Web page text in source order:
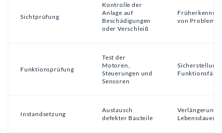
Sichtprüfung
Kontrolle der
Anlage auf
Beschädigungen
oder Verschleiß
von Problemen
Funktionsprüfung
Test der
Motoren,
Steuerungen und
Sensoren
Sicherstellung
Instandsetzung
Austausch
defekter Bauteile
Verlängerung
Lebensdauer